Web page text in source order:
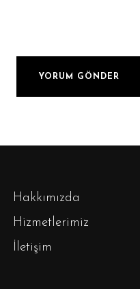
Hakkımızda
Hizmetlerimiz
İletişim